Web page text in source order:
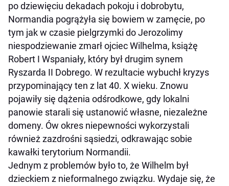
po dziewięciu dekadach pokoju i dobrobytu,
Normandia pogrążyła się bowiem w zamęcie, po
tym jak w czasie pielgrzymki do Jerozolimy
niespodziewanie zmarł ojciec Wilhelma, książę
Robert I Wspaniały, który był drugim synem
Ryszarda II Dobrego. W rezultacie wybuchł kryzys
przypominający ten z lat 40. X wieku. Znowu
pojawiły się dążenia odśrodkowe, gdy lokalni
panowie starali się ustanowić własne, niezależne
domeny. Ów okres niepewności wykorzystali
również zazdrośni sąsiedzi, odkrawając sobie
kawałki terytorium Normandii.
Jednym z problemów było to, że Wilhelm był
dzieckiem z nieformalnego związku. Wydaje się, że